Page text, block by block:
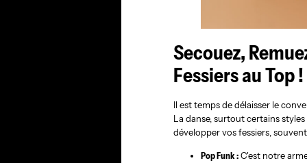
Secouez,
Fessiers au Top !
Il est temps de délaisser le
La danse, surtout certains
développer vos fessiers,
Pop Funk :C'est notre